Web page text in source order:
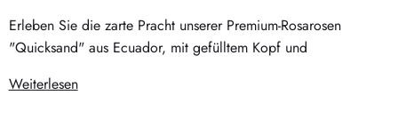
Erleben Sie die zarte Pracht unserer Premium-Rosarosen
"Quicksand" aus Ecuador, mit gefülltem Kopf und
Weiterlesen